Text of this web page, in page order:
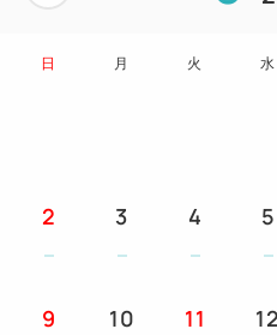
日 月 火 水
2 3 4 5
9 10 11 12